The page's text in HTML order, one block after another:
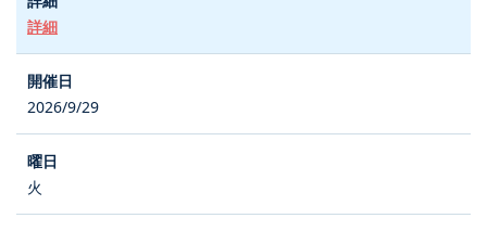
詳細
2026/9/29
火